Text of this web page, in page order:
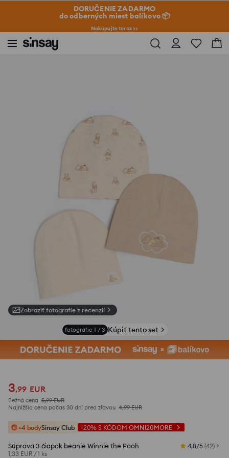
DORUČENIE ZADARMO
do odberných miest balíkovo 📦
Nakupujte teraz >>
Zobraziť fotografie z recenzií
fotografie 1 / 3 Kúpiť tento set
3,99 EUR
Bežná cena 5,99 EUR
Najnižšia cena počas 30 dní pred zľavou 4,99 EUR
+4 bodySinsay Club -20% S KÓDOM OMNI20MORE
Súprava 3 čiapok beanie Winnie the Pooh
1,33 EUR /1 ks
4,8/5 (42)